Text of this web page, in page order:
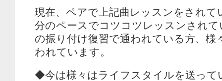
現在、ペアで上記曲レッスンをされて
分のペースでコツコツレッスンされ
の振り付け復習で通われている方、様
われています。
◆今は様々はライフスタイルを送って